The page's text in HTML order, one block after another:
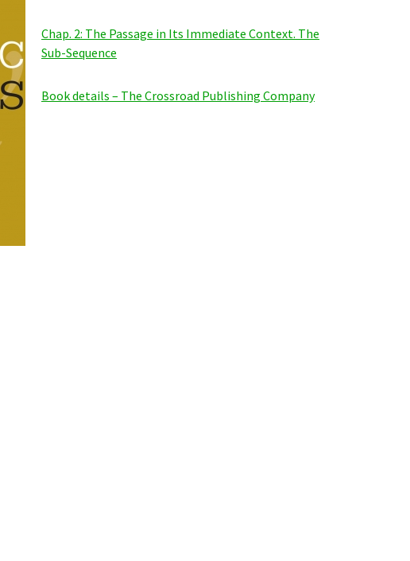
Chap. 2: The Passage in Its Immediate Context. The
Sub-Sequence
Book details – The Crossroad Publishing Company
Retorica Biblica e Semitica
dell’analisi retorica biblico-semitica 2024-25